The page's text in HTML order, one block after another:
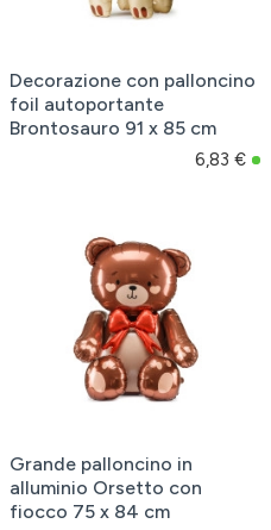
Decorazione con palloncino
foil autoportante
Brontosauro 91 x 85 cm
6,83 €
Grande palloncino in
alluminio Orsetto con
fiocco 75 x 84 cm